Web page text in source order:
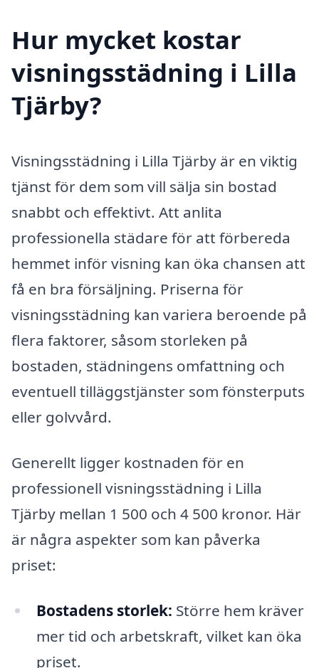
Hur mycket kostar
visningsstädning i Lilla
Tjärby?
Visningsstädning i Lilla Tjärby är en viktig
tjänst för dem som vill sälja sin bostad
snabbt och effektivt. Att anlita
professionella städare för att förbereda
hemmet inför visning kan öka chansen att
få en bra försäljning. Priserna för
visningsstädning kan variera beroende på
flera faktorer, såsom storleken på
bostaden, städningens omfattning och
eventuell tilläggstjänster som fönsterputs
eller golvvård.
Generellt ligger kostnaden för en
professionell visningsstädning i Lilla
Tjärby mellan 1 500 och 4 500 kronor. Här
är några aspekter som kan påverka
priset:
Bostadens storlek: Större hem kräver
mer tid och arbetskraft, vilket kan öka
priset.